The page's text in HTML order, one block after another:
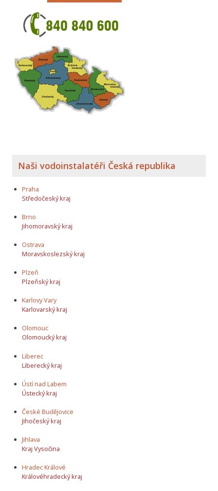
Naši vodoinstalatéři Česká republika
Praha
Středočeský kraj
Brno
Jihomoravský kraj
Ostrava
Moravskoslezský kraj
Plzeň
Plzeňský kraj
Karlovy Vary
Karlovarský kraj
Olomouc
Olomoucký kraj
Liberec
Liberecký kraj
Ústí nad Labem
Ústecký kraj
České Budějovice
Jihočeský kraj
Jihlava
Kraj Vysočina
Hradec Králové
Královéhradecký kraj